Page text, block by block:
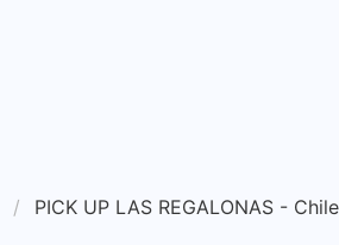
PICK UP LAS REGALONAS -